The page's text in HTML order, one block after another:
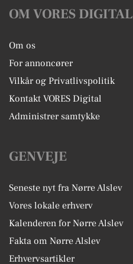
OM VORES DIGITAL
Om os
For annoncører
Vilkår og Privatlivspolitik
Kontakt VORES Digital
Administrer samtykke
GENVEJE
Seneste nyt fra Nørre Alslev
Vores lokale erhverv
Kalenderen for Nørre Alslev
Fakta om Nørre Alslev
Erhvervsartikler